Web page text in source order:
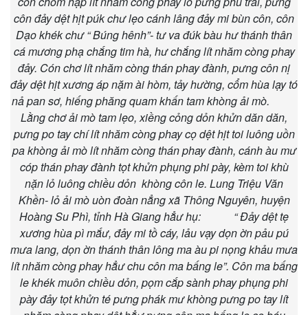
côn đảy dệt hịt púk chư lẹo cánh lâng đảy mi bùn côn, côn
Dạo khék chư “ Búng hênh”- tư va đúk bàu hư thánh thân
cá mương phạ chắng tim hà, hư chắng lít nhăm còng phay
đảy. Cón chơ lít nhăm còng thán phay đành, pưng côn nị
đảy dệt hịt xương áp nặm ài hòm, tảy hường, cổm hùa lạy tó
nả pan sơ, hiếng phăng quam khấn tam khòng ải mò.
Lằng chơ ải mò tam lẹo, xiềng cỏng dỏn khửn dăn dăn,
pưng po tay chí lít nhăm còng phay cọ dệt hịt toi luông uồn
pa khòng ải mò lít nhăm còng thán phay đành, cánh àu mư
cóp thán phay đành tọt khửn phụng phi pày, kèm toi khù
nặn lỏ luông chiều dỏn khòng côn le. Lung Triệu Văn
Khền- lỏ ải mò uòn đoàn nẳng xã Thông Nguyên, huyện
Hoàng Su Phì, tỉnh Hà Giang hẳư hụ: “ Đảy dệt tẹ
xương hùa pì mắư, đảy mi tồ cáy, lảu vạy dọn ờn pảu pú
mưa lang, dọn ờn thánh thân lông ma àu pi nọng khảu mưa
lít nhăm còng phay hẳư chu côn ma bấng le”. Côn ma bấng
le khék muôn chiều dỏn, pọm cắp sành phay phụng phi
pày đảy tọt khửn té pưng phák mư khòng pưng po tay lít